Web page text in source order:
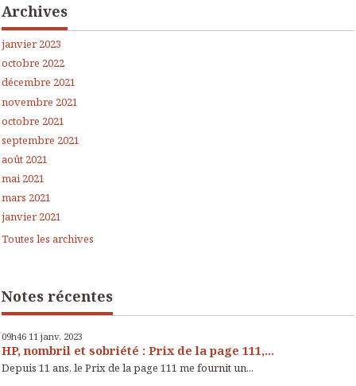
Archives
janvier 2023
octobre 2022
décembre 2021
novembre 2021
octobre 2021
septembre 2021
août 2021
mai 2021
mars 2021
janvier 2021
Toutes les archives
Notes récentes
09h46 11 janv. 2023
HP, nombril et sobriété : Prix de la page 111,...
Depuis 11 ans, le Prix de la page 111 me fournit un...